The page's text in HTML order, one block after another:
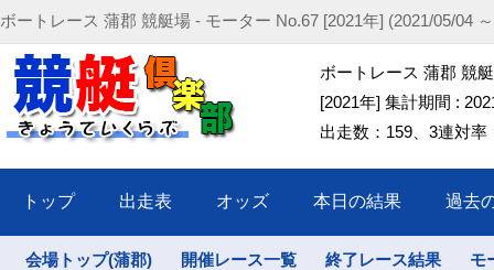
ボートレース 蒲郡 競艇場 - モーター No.67 [2021年] (2021/05/04
ボートレース 蒲郡 競
[2021年] 集計期間 :
出走数：159、3連対率
トップ 出走表 オッズ 本日の結果 過去
会場トップ(蒲郡) 開催レース一覧 終了レース結果 モ